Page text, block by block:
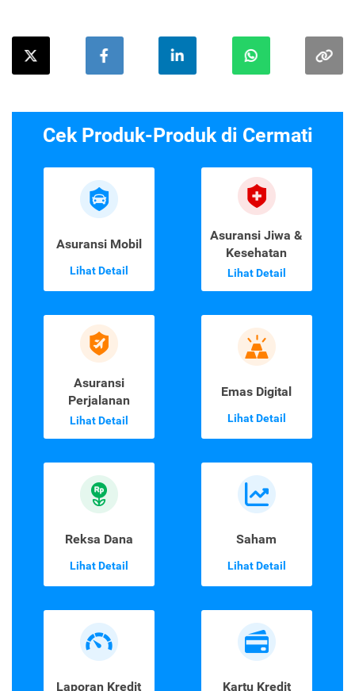
Cek Produk-Produk di Cermati
Asuransi Mobil
Lihat Detail
Asuransi Jiwa &
Kesehatan
Lihat Detail
Asuransi
Perjalanan
Lihat Detail
Emas Digital
Lihat Detail
Reksa Dana
Lihat Detail
Saham
Lihat Detail
Laporan Kredit Kartu Kredit